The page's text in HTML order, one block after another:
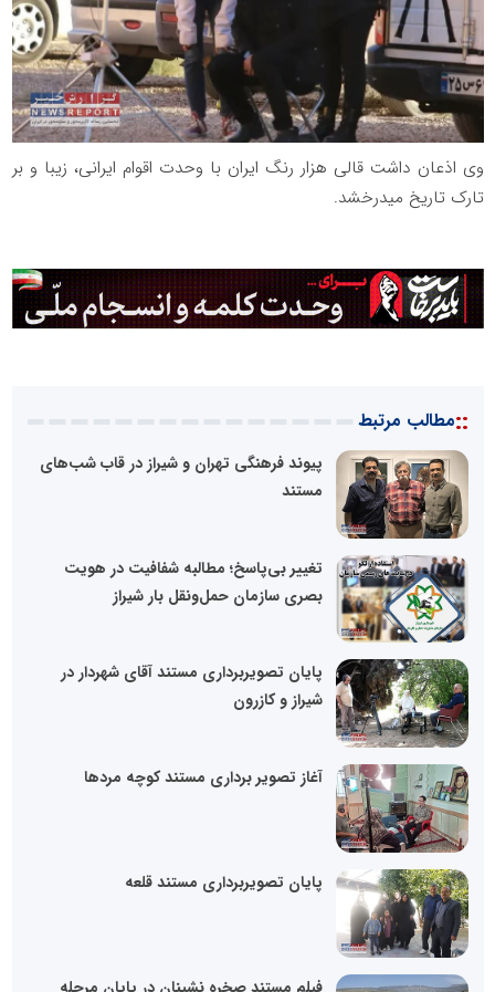
وی اذعان داشت قالی هزار رنگ ایران با وحدت اقوام ایرانی، زیبا و بر
تارک تاریخ میدرخشد.
::مطالب مرتبط
پیوند فرهنگی تهران و شیراز در قاب شب‌های
مستند
تغییر بی‌پاسخ؛ مطالبه شفافیت در هویت
بصری سازمان حمل‌ونقل بار شیراز
پایان تصویربرداری مستند آقای شهردار در
شیراز و کازرون
آغاز تصویر برداری مستند کوچه مردها
پایان تصویربرداری مستند قلعه